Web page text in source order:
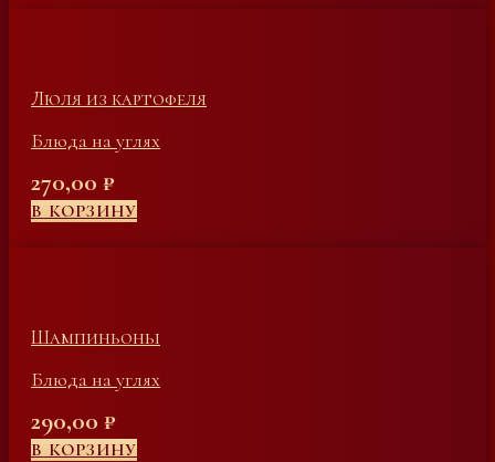
Люля из картофеля
Блюда на углях
270,00 ₽
В КОРЗИНУ
Шампиньоны
Блюда на углях
290,00 ₽
В КОРЗИНУ